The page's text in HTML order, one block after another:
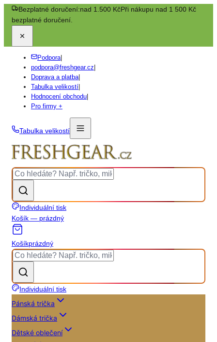
Bezplatné doručení:nad 1.500 KčPři nákupu nad 1 500 Kč
bezplatné doručení.
Podpora|
podpora@freshgear.cz
Doprava a platba|
Tabulka velikostí
Hodnocení obchodu
Pro firmy +
Tabulka velikostí
Individuální tisk
Košík — prázdný
Košíkprázdný
Individuální tisk
Pánská trička
Dámská trička
Dětské oblečení